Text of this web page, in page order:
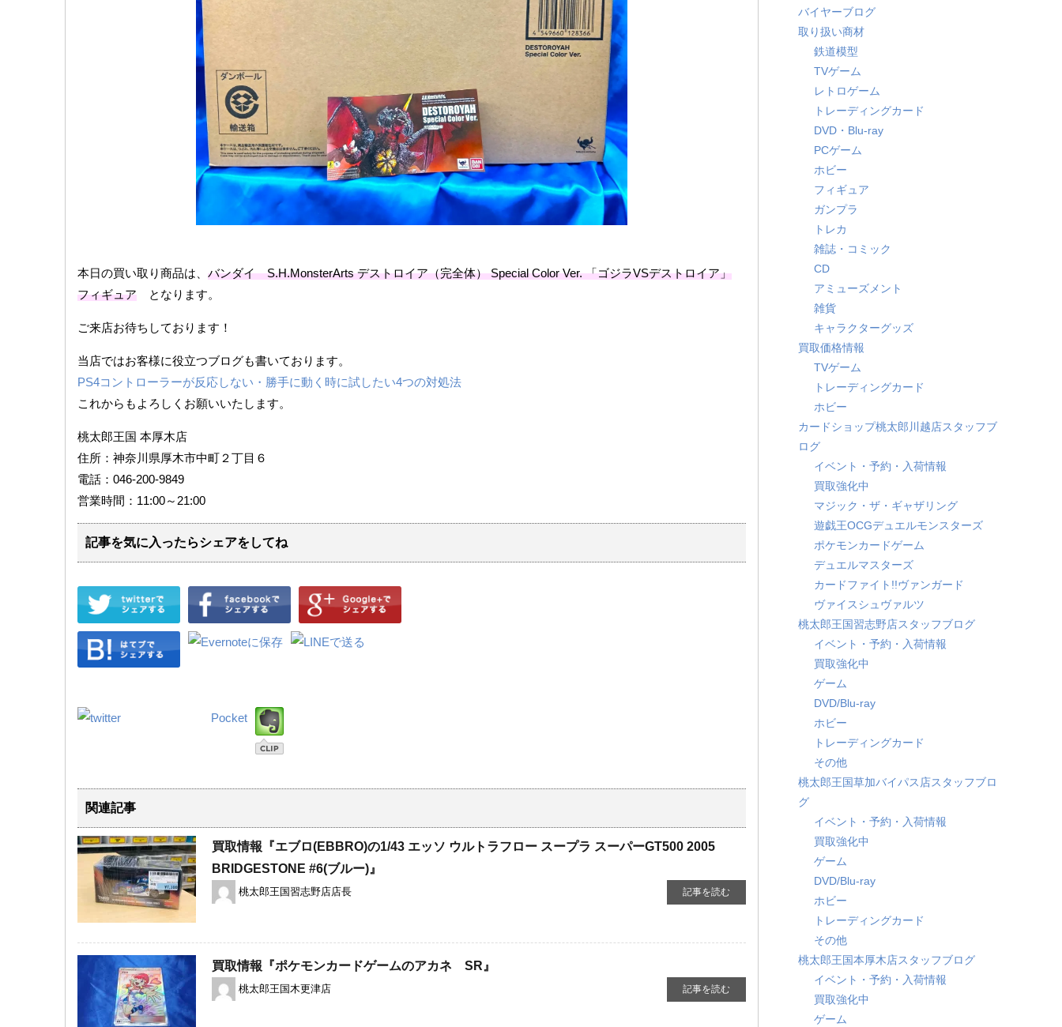
本日の買い取り商品は、 バンダイ S.H.MonsterArts デストロイア（完全体） Special Color Ver. 「ゴジラVSデストロイア」
フィギュア となります。
ご来店お待ちしております！
当店ではお客様に役立つブログも書いております。
PS4コントローラーが反応しない・勝手に動く時に試したい4つの対処法
これからもよろしくお願いいたします。
桃太郎王国 本厚木店
住所：神奈川県厚木市中町２丁目６
電話：046-200-9849
営業時間：11:00～21:00
記事を気に入ったらシェアをしてね
Pocket
関連記事
買取情報『エブロ(EBBRO)の1/43 ​エッソ ​ウルトラフロー ​スープラ ​スーパーGT500 ​2005 ​
BRIDGESTONE ​#6(ブルー)』
桃太郎王国習志野店店長 記事を読む
買取情報『ポケモンカードゲームのアカネ SR』
桃太郎王国木更津店 記事を読む
バイヤーブログ
取り扱い商材
鉄道模型
TVゲーム
レトロゲーム
トレーディングカード
DVD・Blu-ray
PCゲーム
ホビー
フィギュア
ガンプラ
トレカ
雑誌・コミック
CD
アミューズメント
雑貨
キャラクターグッズ
買取価格情報
TVゲーム
トレーディングカード
ホビー
カードショップ桃太郎川越店スタッフブ
ログ
イベント・予約・入荷情報
買取強化中
マジック・ザ・ギャザリング
遊戯王OCGデュエルモンスターズ
ポケモンカードゲーム
デュエルマスターズ
カードファイト!!ヴァンガード
ヴァイスシュヴァルツ
桃太郎王国習志野店スタッフブログ
イベント・予約・入荷情報
買取強化中
ゲーム
DVD/Blu-ray
ホビー
トレーディングカード
その他
桃太郎王国草加バイパス店スタッフブロ
グ
イベント・予約・入荷情報
買取強化中
ゲーム
DVD/Blu-ray
ホビー
トレーディングカード
その他
桃太郎王国本厚木店スタッフブログ
イベント・予約・入荷情報
買取強化中
ゲーム